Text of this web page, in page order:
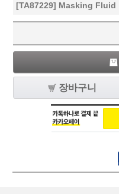
[TA87229] Masking Fluid
장바구니